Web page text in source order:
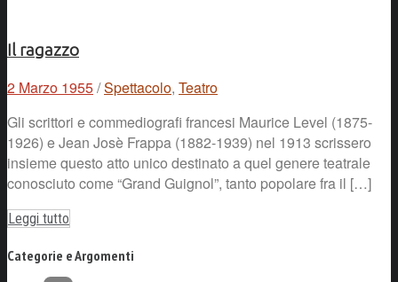
Il ragazzo
2 Marzo 1955/Spettacolo, Teatro
Gli scrittori e commediografi francesi Maurice Level (1875-
1926) e Jean Josè Frappa (1882-1939) nel 1913 scrissero
insieme questo atto unico destinato a quel genere teatrale
conosciuto come “Grand Guignol”, tanto popolare fra il […]
Leggi tutto
Categorie e Argomenti